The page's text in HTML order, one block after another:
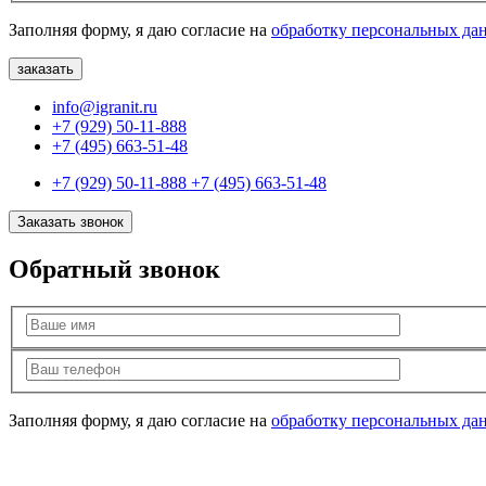
Заполняя форму, я даю согласие на обработку персональных
info@igranit.ru
+7 (929) 50-11-888
+7 (495) 663-51-48
+7 (929) 50-11-888 +7 (495) 663-51-48
Заказать звонок
Обратный звонок
Заполняя форму, я даю согласие на обработку персональных